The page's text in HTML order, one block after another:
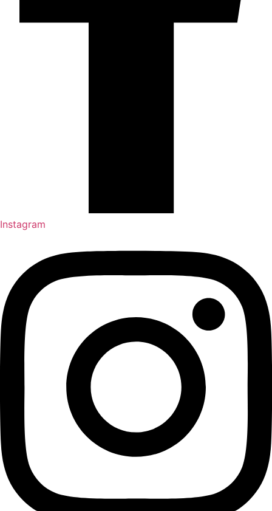
Instagram